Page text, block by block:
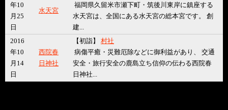
年10
月25
日
水天宮
福岡県久留米市瀬下町・筑後川東岸に鎮座する
水天宮は、全国にある水天宮の総本宮です。 創
建...
2016
年10
月14
日
西院春
日神社
【初詣】 村社
病傷平癒・災難厄除などに御利益があり、 交通
安全・旅行安全の鹿島立ち信仰の伝わる西院春
日神社...